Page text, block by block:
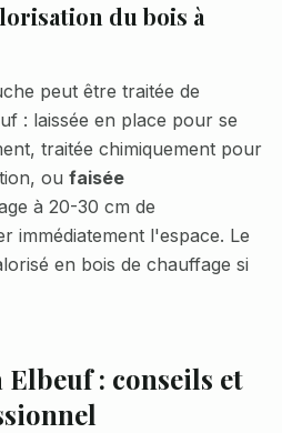
du bois à
peut être traitée de
: laissée en place pour se
traitée chimiquement pour
ou faisée
à 20-30 cm de
immédiatement l'espace. Le
en bois de chauffage si
Elbeuf: conseils et